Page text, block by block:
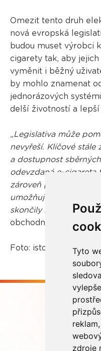
Tyto
zdroje
Omezit tento druh
nová evropská
budou muset výrobci
cigarety tak, aby
vyměnit i běžný
by mohlo znamenat
jednorázových
delší životností a
„Legislativa může
nevyřeší. Klíčové stále
a dostupnost
odevzdaná e-cigareta
zároveň pomáhá
umožňuje znovu
skončily bez užitku v
obchodní manažer
Foto: istockphoto.com